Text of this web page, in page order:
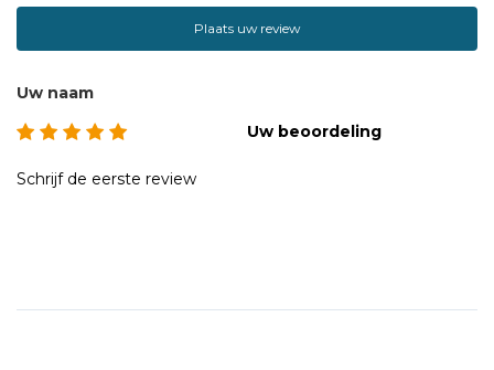
Plaats uw review
Uw naam
Uw beoordeling
Schrijf de eerste review